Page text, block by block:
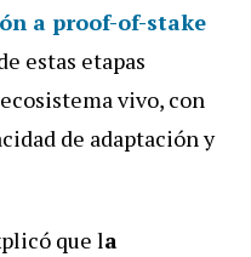
a proof-of-stake
estas etapas
vivo, con
de adaptación y
que la